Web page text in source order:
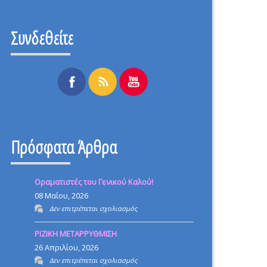
Συνδεθείτε
Πρόσφατα Άρθρα
Οραματιστές του Γενικού Καλού!
08 Μαΐου, 2026
Δεν επιτρέπεται σχολιασμόςστο
Οραματιστές
ΡΙΖΙΚΗ ΜΕΤΑΡΡΥΘΜΙΣΗ
26 Απριλίου, 2026
Δεν επιτρέπεται σχολιασμόςστο